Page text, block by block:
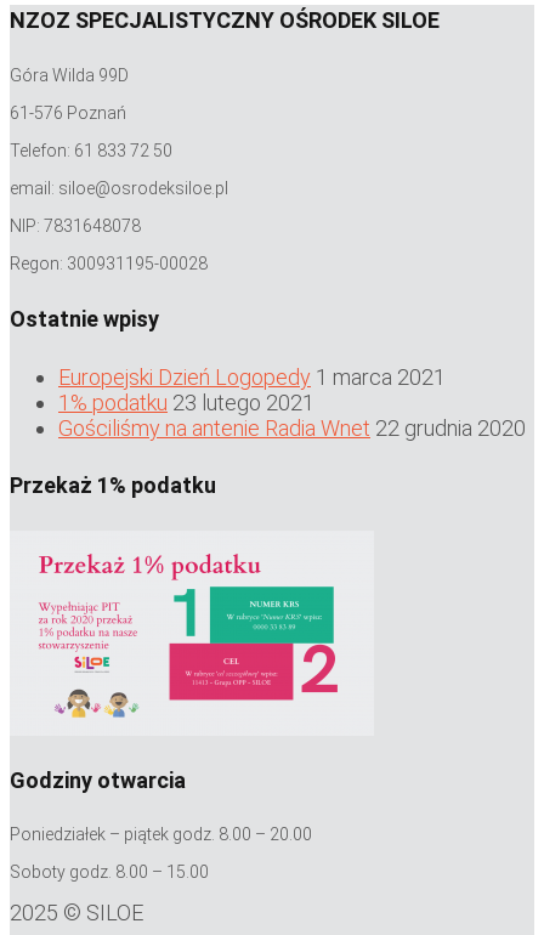
NZOZ SPECJALISTYCZNY OŚRODEK SILOE
Góra Wilda 99D
61-576 Poznań
Telefon: 61 833 72 50
email: siloe@osrodeksiloe.pl
NIP: 7831648078
Regon: 300931195-00028
Ostatnie wpisy
Europejski Dzień Logopedy 1 marca 2021
1% podatku 23 lutego 2021
Gościliśmy na antenie Radia Wnet 22 grudnia 2020
Przekaż 1% podatku
Godziny otwarcia
Poniedziałek – piątek godz. 8.00 – 20.00
Soboty godz. 8.00 – 15.00
2025 © SILOE